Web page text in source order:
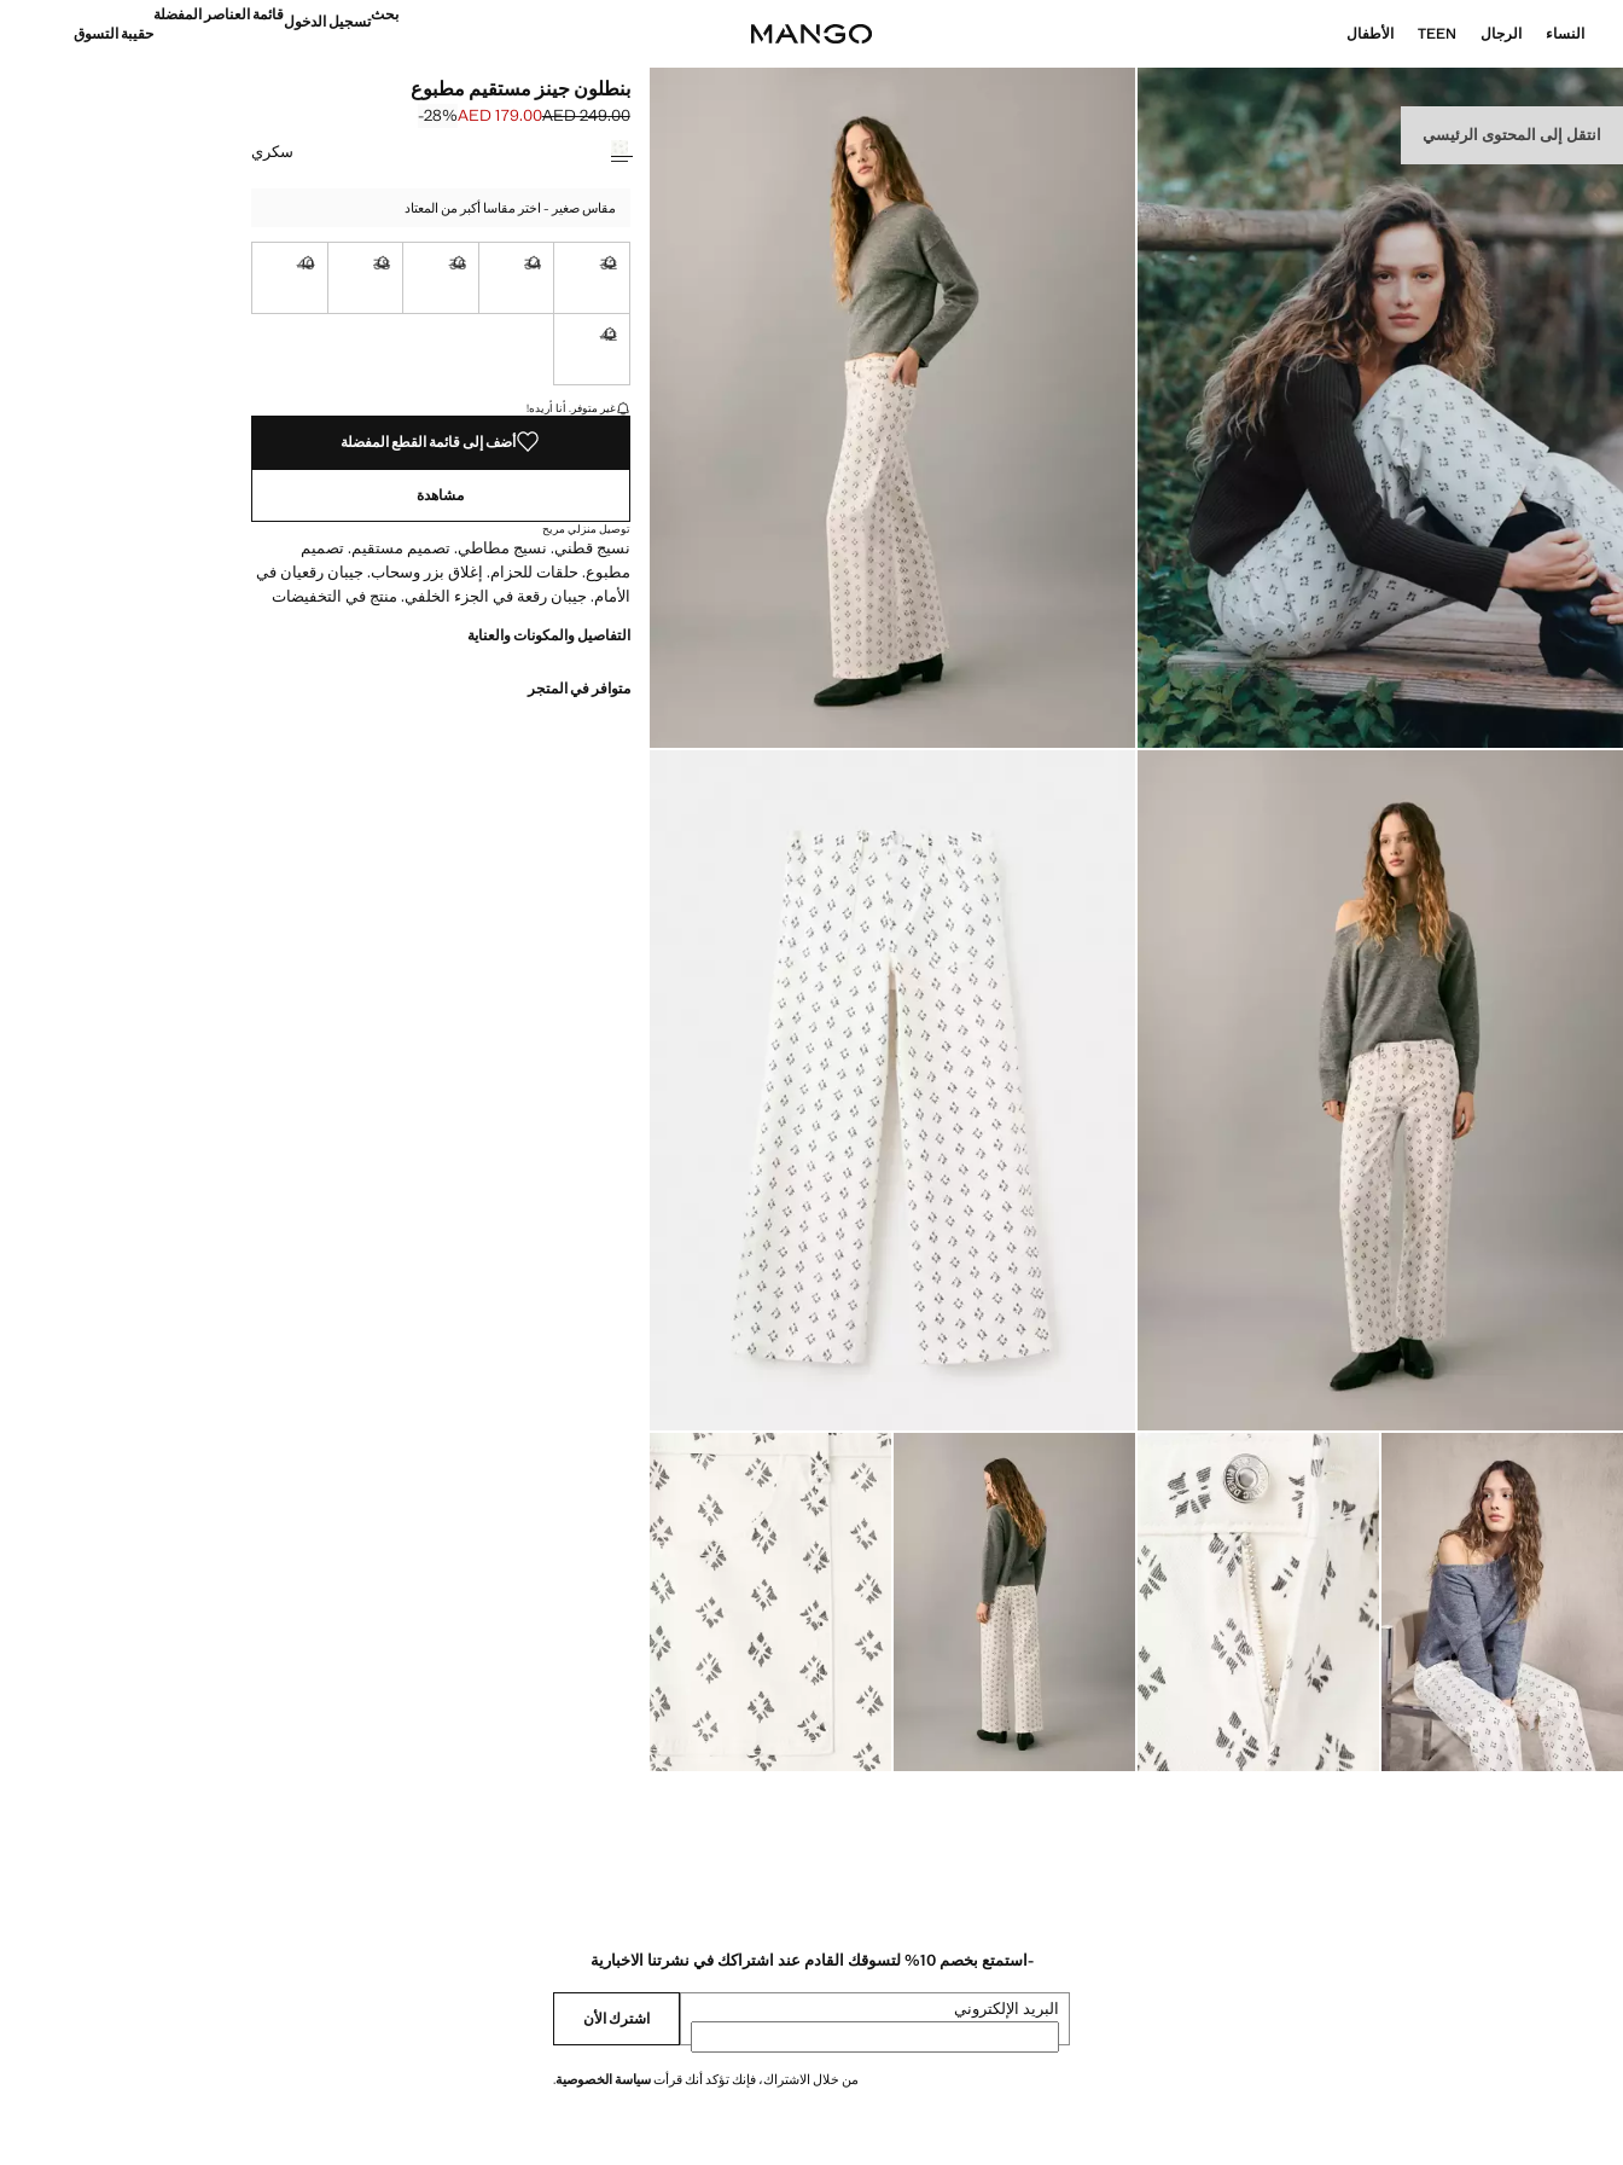
انتقل إلى المحتوى الرئيسي
النساء الرجال TEEN الأطفال
بحثتسجيل الدخولقائمة العناصر المفضلة
حقيبة التسوق
بنطلون جينز مستقيم مطبوع
السعر الأول محذوف [AED 249.00 ]
AED 249.00
السعر الحالي [AED 179.00 ]AED 179.00
‎-28‎%‎
حدد اللون
سكري
مقاس صغير - اختر مقاسا أكبر من المعتاد
32
34
36
38
40
42
القطع الأخيرة!
غير متوفر. أنا أريده!
أضف إلى قائمة القطع المفضلة
مشاهدة
توصيل منزلي مريح
نسيج قطني. نسيج مطاطي. تصميم مستقيم. تصميم
مطبوع. حلقات للحزام. إغلاق بزر وسحاب. جيبان رقعيان في
الأمام. جيبان رقعة في الجزء الخلفي. منتج في التخفيضات
التفاصيل والمكونات والعناية
متوافر في المتجر
-استمتع بخصم 10% لتسوقك القادم عند اشتراكك في نشرتنا الاخبارية
البريد الإلكتروني اشترك الأن
من خلال الاشتراك، فإنك تؤكد أنك قرأتسياسة الخصوصية.